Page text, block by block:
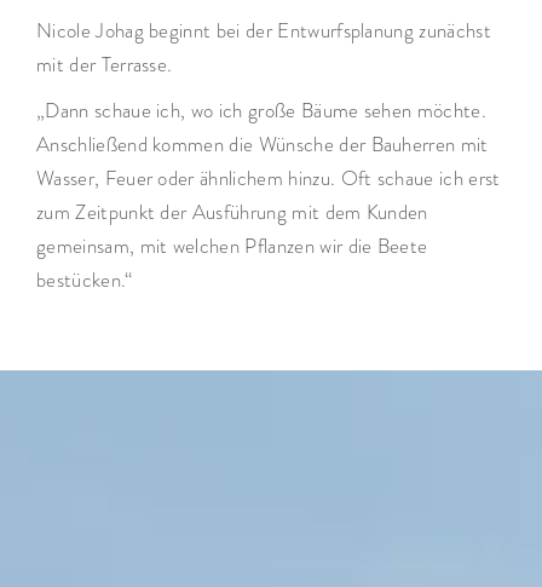
Nicole Johag beginnt bei der Entwurfsplanung zunächst
mit der Terrasse.
„Dann schaue ich, wo ich große Bäume sehen möchte.
Anschließend kommen die Wünsche der Bauherren mit
Wasser, Feuer oder ähnlichem hinzu. Oft schaue ich erst
zum Zeitpunkt der Ausführung mit dem Kunden
gemeinsam, mit welchen Pflanzen wir die Beete
bestücken.“